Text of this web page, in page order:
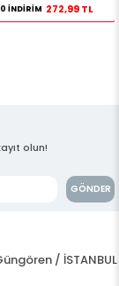
İNDİRİM 272,99 TL
olun!
GÖNDER
/ İSTANBUL